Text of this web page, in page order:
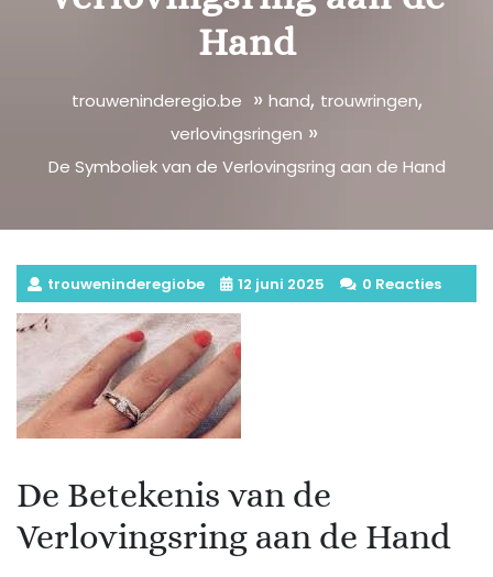
Hand
trouweninderegio.be » hand, trouwringen,
verlovingsringen »
De Symboliek van de Verlovingsring aan de Hand
trouweninderegiobe 12 juni 2025 0 Reacties
De Betekenis van de
Verlovingsring aan de Hand